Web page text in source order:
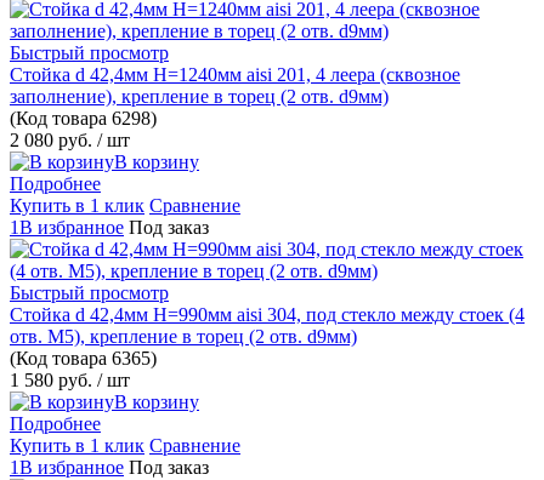
Быстрый просмотр
Стойка d 42,4мм H=1240мм aisi 201, 4 леера (сквозное
заполнение), крепление в торец (2 отв. d9мм)
(Код товара 6298)
2 080 руб. / шт
В корзину
Подробнее
Купить в 1 клик Сравнение
1В избранное Под заказ
Быстрый просмотр
Стойка d 42,4мм H=990мм aisi 304, под стекло между стоек (4
отв. М5), крепление в торец (2 отв. d9мм)
(Код товара 6365)
1 580 руб. / шт
В корзину
Подробнее
Купить в 1 клик Сравнение
1В избранное Под заказ